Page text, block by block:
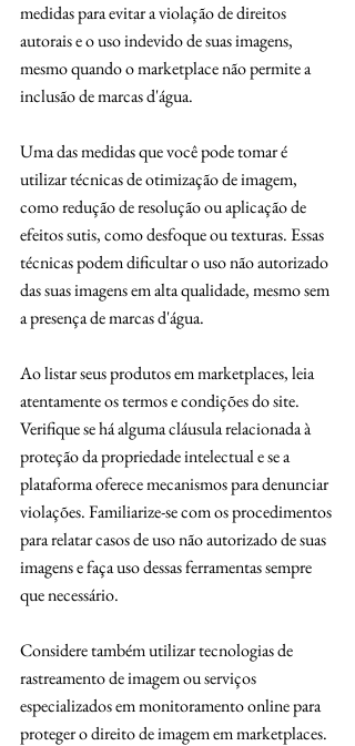
medidas para evitar a violação de direitos
autorais e o uso indevido de suas imagens,
mesmo quando o marketplace não permite a
inclusão de marcas d'água.
Uma das medidas que você pode tomar é
utilizar técnicas de otimização de imagem,
como redução de resolução ou aplicação de
efeitos sutis, como desfoque ou texturas. Essas
técnicas podem dificultar o uso não autorizado
das suas imagens em alta qualidade, mesmo sem
a presença de marcas d'água.
Ao listar seus produtos em marketplaces, leia
atentamente os termos e condições do site.
Verifique se há alguma cláusula relacionada à
proteção da propriedade intelectual e se a
plataforma oferece mecanismos para denunciar
violações. Familiarize-se com os procedimentos
para relatar casos de uso não autorizado de suas
imagens e faça uso dessas ferramentas sempre
que necessário.
Considere também utilizar tecnologias de
rastreamento de imagem ou serviços
especializados em monitoramento online para
proteger o direito de imagem em marketplaces.